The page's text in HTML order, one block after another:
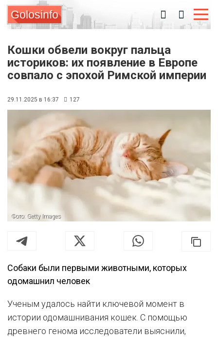
Golosinfo
Кошки обвели вокруг пальца
историков: их появление в Европе
совпало с эпохой Римской империи
29.11.2025 в 16:37 127
Фото: Getty Images
Собаки были первыми животными, которых
одомашнил человек
Ученым удалось найти ключевой момент в
истории одомашнивания кошек. С помощью
древнего генома исследователи выяснили,